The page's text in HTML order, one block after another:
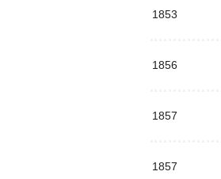
1853
1856
1857
1857